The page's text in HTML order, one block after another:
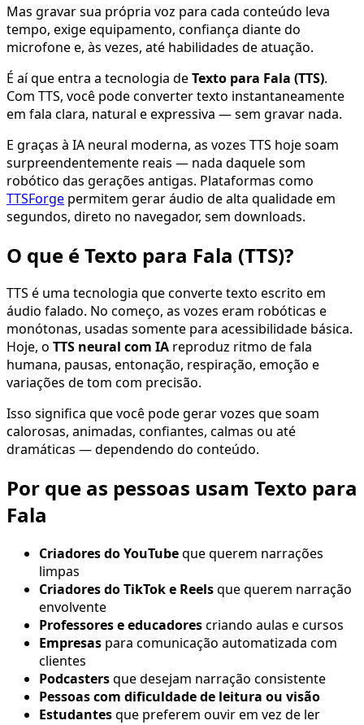
Mas gravar sua própria voz para cada conteúdo leva
tempo, exige equipamento, confiança diante do
microfone e, às vezes, até habilidades de atuação.
É aí que entra a tecnologia deTexto para Fala (TTS).
Com TTS, você pode converter texto instantaneamente
em fala clara, natural e expressiva — sem gravar nada.
E graças à IA neural moderna, as vozes TTS hoje soam
surpreendentemente reais — nada daquele som
robótico das gerações antigas. Plataformas como
TTSForge permitem gerar áudio de alta qualidade em
segundos, direto no navegador, sem downloads.
O que é Texto para Fala (TTS)?
TTS é uma tecnologia que converte texto escrito em
áudio falado. No começo, as vozes eram robóticas e
monótonas, usadas somente para acessibilidade básica.
Hoje, o TTS neural com IA reproduz ritmo de fala
humana, pausas, entonação, respiração, emoção e
variações de tom com precisão.
Isso significa que você pode gerar vozes que soam
calorosas, animadas, confiantes, calmas ou até
dramáticas — dependendo do conteúdo.
Por que as pessoas usam Texto para
Fala
Criadores do YouTubeque querem narrações
limpas
Criadores do TikTok e Reelsque querem narração
envolvente
Professores e educadorescriando aulas e cursos
Empresas para comunicação automatizada com
clientes
Podcastersque desejam narração consistente
Pessoas com dificuldade de leitura ou visão
Estudantesque preferem ouvir em vez de ler